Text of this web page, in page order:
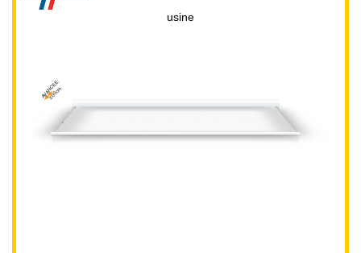
usine
AVANCEE:
300cm